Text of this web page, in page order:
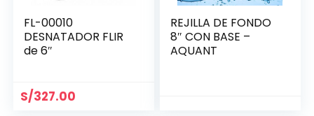
FL-00010
DESNATADOR FLIR
de 6″
S/327.00
REJILLA DE FONDO
8″ CON BASE –
AQUANT